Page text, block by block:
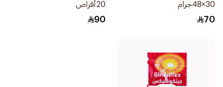
30×48جرام
70
20أقراص
90